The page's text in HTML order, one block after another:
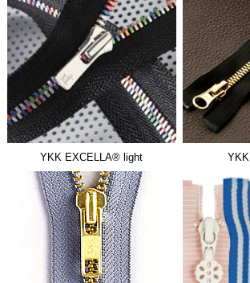
YKK EXCELLA® light